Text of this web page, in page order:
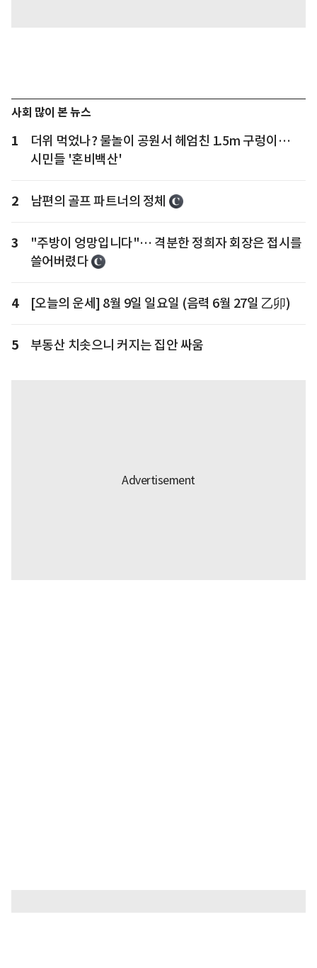
사회 많이 본 뉴스
1
더위 먹었나? 물놀이 공원서 헤엄친 1.5m 구렁이…
시민들 '혼비백산'
2 남편의 골프 파트너의 정체
3
"주방이 엉망입니다"… 격분한 정희자 회장은 접시를
쓸어버렸다
4 [오늘의 운세] 8월 9일 일요일 (음력 6월 27일 乙卯)
5 부동산 치솟으니 커지는 집안 싸움